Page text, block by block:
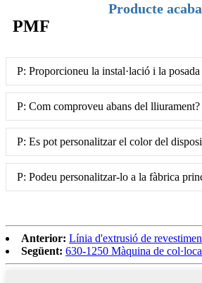
Producte
PMF
P: Proporcioneu la instal·lació i la
P: Com comproveu abans del lliurament?
P: Es pot personalitzar el color del
P: Podeu personalitzar-lo a la fàbrica
Anterior: Línia d'extrusió de
Següent: 630-1250 Màquina de